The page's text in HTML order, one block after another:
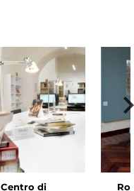
Centro di